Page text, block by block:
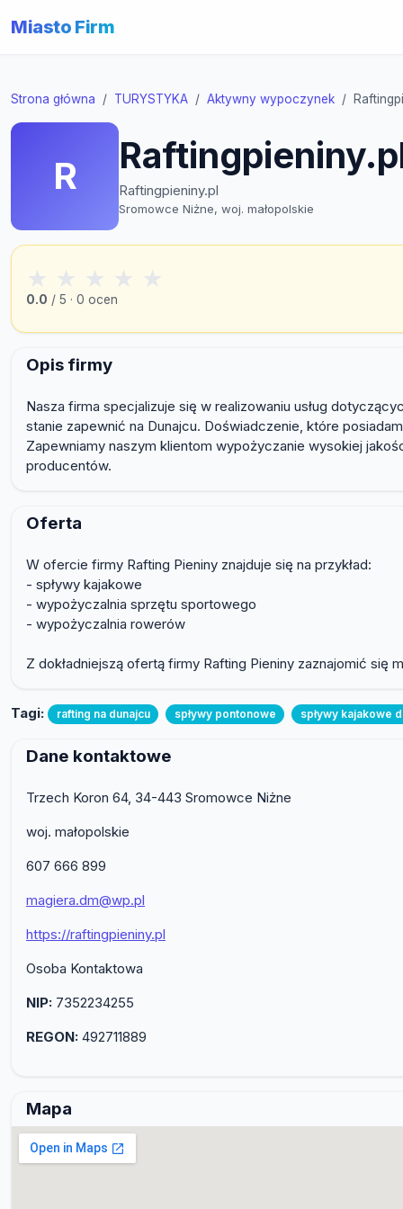
Miasto Firm
Strona główna TURYSTYKA Aktywny wypoczynek
R Raftingpieniny.pl
Sromowce Niżne, woj. małopolskie
★ ★ ★ ★ ★
0.0 / 5 · 0 ocen
Opis firmy
Nasza firma specjalizuje się w realizowaniu usług
stanie zapewnić na Dunajcu. Doświadczenie, które
Zapewniamy naszym klientom wypożyczanie wysokiej
producentów.
Oferta
W ofercie firmy Rafting Pieniny znajduje się na przykład:
- spływy kajakowe
- wypożyczalnia sprzętu sportowego
- wypożyczalnia rowerów
Z dokładniejszą ofertą firmy Rafting Pieniny zaznajomić się
Tagi: rafting na dunajcu spływy pontonowe spływy kajakowe
Dane kontaktowe
Trzech Koron 64, 34-443 Sromowce Niżne
woj. małopolskie
607 666 899
magiera.dm@wp.pl
https://raftingpieniny.pl
Osoba Kontaktowa
NIP: 7352234255
REGON: 492711889
Mapa